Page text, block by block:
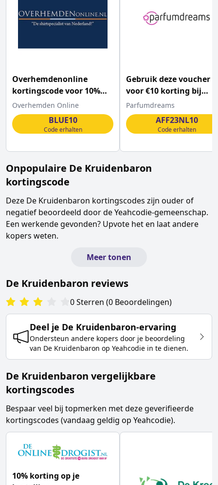
Overhemdenonline
kortingscode voor 10%
korting op ALLES
Overhemden Online
BLUE10
Code erhalten
Gebruik deze voucher
voor €10 korting bij
Parfumdreams
Parfumdreams
AFF23NL10
Code erhalten
Onpopulaire De Kruidenbaron
kortingscode
Deze De Kruidenbaron kortingscodes zijn ouder of
negatief beoordeeld door de Yeahcodie-gemeenschap.
Een werkende gevonden? Upvote het en laat andere
kopers weten.
Meer tonen
De Kruidenbaron reviews
0Sterren (0 Beoordelingen)
Deel je De Kruidenbaron-ervaring
Ondersteun andere kopers door je beoordeling
van De Kruidenbaron op Yeahcodie in te dienen.
De Kruidenbaron vergelijkbare
kortingscodes
Bespaar veel bij topmerken met deze geverifieerde
kortingscodes (vandaag geldig op Yeahcodie).
10% korting op je